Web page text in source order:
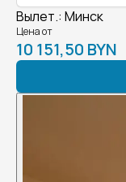
Вылет.: Минск
Цена от
10 151,50 BYN